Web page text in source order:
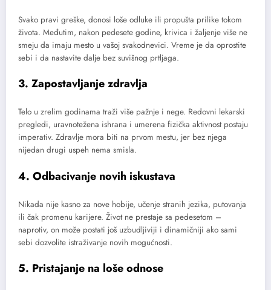
Svako pravi greške, donosi loše odluke ili propušta prilike tokom
života. Međutim, nakon pedesete godine, krivica i žaljenje više ne
smeju da imaju mesto u vašoj svakodnevici. Vreme je da oprostite
sebi i da nastavite dalje bez suvišnog prtljaga.
3. Zapostavljanje zdravlja
Telo u zrelim godinama traži više pažnje i nege. Redovni lekarski
pregledi, uravnotežena ishrana i umerena fizička aktivnost postaju
imperativ. Zdravlje mora biti na prvom mestu, jer bez njega
nijedan drugi uspeh nema smisla.
4. Odbacivanje novih iskustava
Nikada nije kasno za nove hobije, učenje stranih jezika, putovanja
ili čak promenu karijere. Život ne prestaje sa pedesetom –
naprotiv, on može postati još uzbudljiviji i dinamičniji ako sami
sebi dozvolite istraživanje novih mogućnosti.
5. Pristajanje na loše odnose